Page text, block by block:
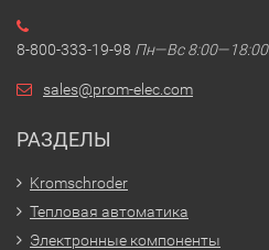
8-800-333-19-98 Пн—Вс 8:00—18:00
sales@prom-elec.com
РАЗДЕЛЫ
Kromschroder
Тепловая автоматика
Электронные компоненты